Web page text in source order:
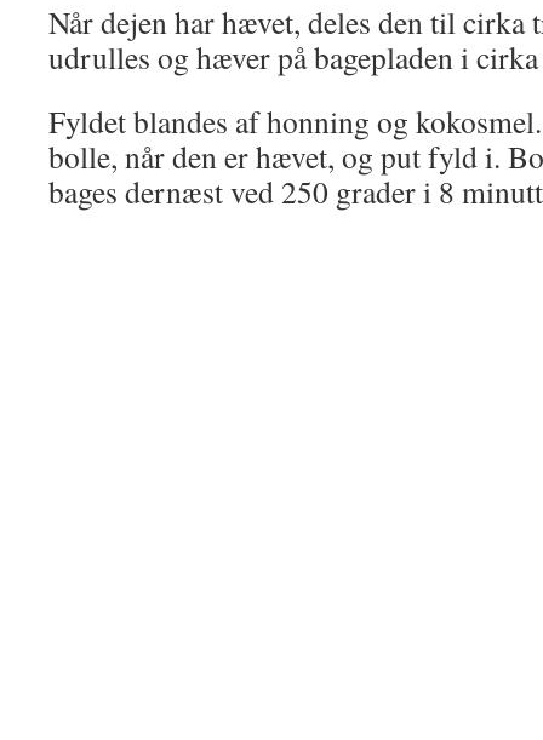
Når dejen har hævet, deles den til cirka
udrulles og hæver på bagepladen i
Fyldet blandes af honning og
bolle, når den er hævet, og put fyld i.
bages dernæst ved 250 grader i 8